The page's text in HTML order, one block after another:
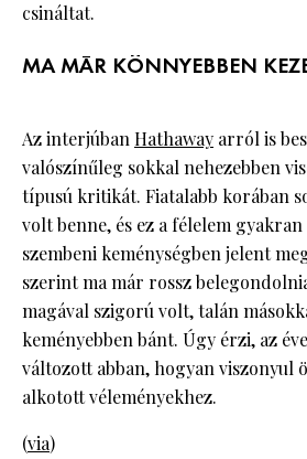
csináltat.
MA MÁR KÖNNYEBBEN
Az interjúbanHathaway arról is
valószínűleg sokkal nehezebben
típusú kritikát. Fiatalabb korában
volt benne, és ez a félelem
szembeni keménységben jelent
szerint ma már rossz
magával szigorú volt, talán
keményebben bánt. Úgy érzi, az
változott abban, hogyan viszonyul
alkotott véleményekhez.
(via)